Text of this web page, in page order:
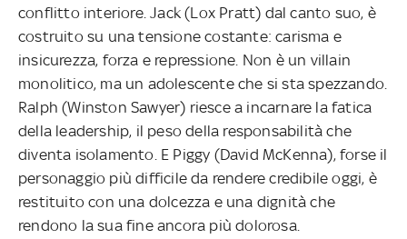
conflitto interiore. Jack (Lox Pratt) dal canto suo, è
costruito su una tensione costante: carisma e
insicurezza, forza e repressione. Non è un villain
monolitico, ma un adolescente che si sta spezzando.
Ralph (Winston Sawyer) riesce a incarnare la fatica
della leadership, il peso della responsabilità che
diventa isolamento. E Piggy (David McKenna), forse il
personaggio più difficile da rendere credibile oggi, è
restituito con una dolcezza e una dignità che
rendono la sua fine ancora più dolorosa.